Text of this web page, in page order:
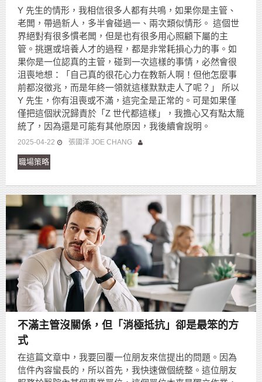
Y 先生的情形，我相信很多人都有共鳴，如果你是主管、
老闆，帶過新人，多半會碰過一、兩次類似情形。 這個世
界絕對有很多慣老闆，但是也有很多用心照顧下屬的主
管。挑選或培養人才的過程，都是非常耗損心力的事。如
果你是一位認真的主管，碰到一次這樣的事情，必然會很
沮喪地想：「自己真的很花心力在教新人啊！但他怎麼事
前都沒徵兆，而是年終一領就這樣默默走人了呢？」 所以
Y 先生，你有沮喪或不滿，這完全是正常的。可是如果僅
僅把這個狀況歸責於「Z 世代都這樣」，我擔心又有點太籠
統了，因為還是可能有其他原因，我後續會說明。
2025-04-22 張國洋 JOE CHANG
職場策略
不滿主管沒關係，但「消極抵抗」卻是最笨的方
式
在這篇文章中，我要回覆一位朋友來信提出的問題。因為
信件內容蠻長的，所以首先，我快速做個統整。這位朋友